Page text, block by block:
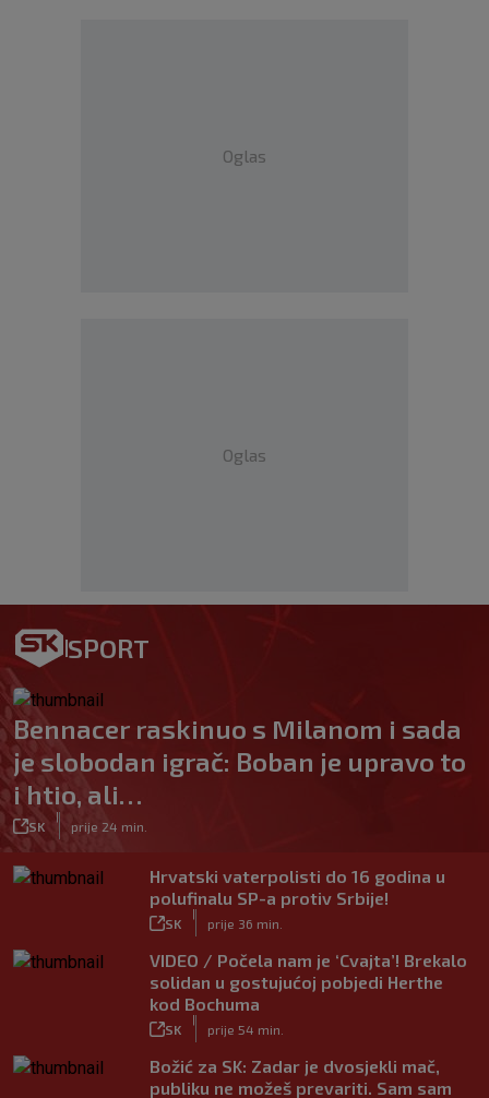
Oglas
Oglas
SPORT
Bennacer raskinuo s Milanom i sada
je slobodan igrač: Boban je upravo to
i htio, ali…
SK prije 24 min.
Hrvatski vaterpolisti do 16 godina u
polufinalu SP-a protiv Srbije!
SK prije 36 min.
VIDEO / Počela nam je ‘Cvajta’! Brekalo
solidan u gostujućoj pobjedi Herthe
kod Bochuma
SK prije 54 min.
Božić za SK: Zadar je dvosjekli mač,
publiku ne možeš prevariti. Sam sam